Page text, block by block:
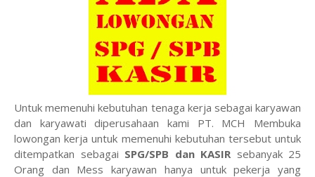
Untuk memenuhi kebutuhan tenaga kerja sebagai karyawan
dan karyawati diperusahaan kami PT. MCH Membuka
lowongan kerja untuk memenuhi kebutuhan tersebut untuk
ditempatkan sebagai SPG/SPB dan KASIR sebanyak 25
Orang dan Mess karyawan hanya untuk pekerja yang